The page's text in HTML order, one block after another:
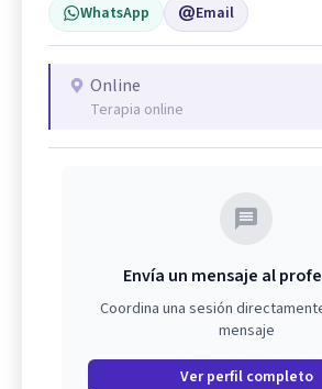
WhatsApp Email
Online
Terapia online
Envía un mensaje al
Coordina una sesión
mensaje
Ver perfil completo